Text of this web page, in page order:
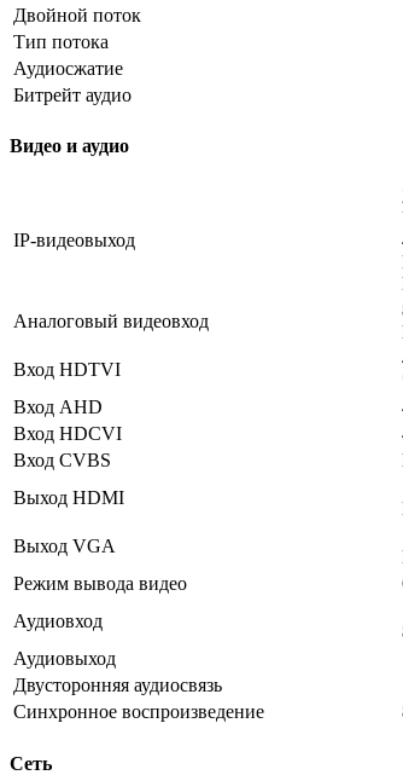
Двойной поток
Тип потока
Аудиосжатие
Битрейт аудио
Видео и аудио
IP-видеовыход
Аналоговый видеовход
Вход HDTVI
Вход AHD
Вход HDCVI
Вход CVBS
Выход HDMI
Выход VGA
Режим вывода видео
Аудиовход
Аудиовыход
Двусторонняя аудиосвязь
Синхронное воспроизведение
Сеть